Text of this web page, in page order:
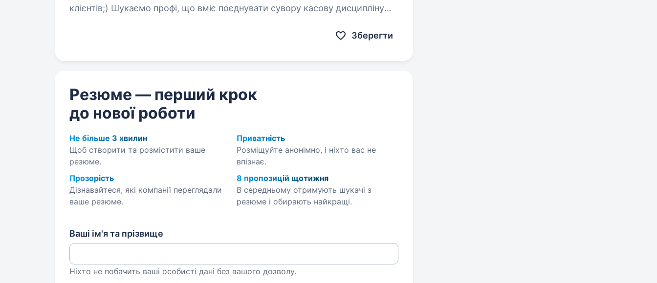
клієнтів;) Шукаємо профі, що вміє поєднувати сувору касову дисципліну
Зберегти
Резюме — перший крок
до нової роботи
Не більше 3 хвилин
Щоб створити та розмістити ваше
резюме.
Приватність
Розміщуйте анонімно, і ніхто вас не
впізнає.
Прозорість
Дізнавайтеся, які компанії переглядали
ваше резюме.
8 пропозицій щотижня
В середньому отримують шукачі з
резюме і обирають найкращі.
Ваші ім'я та прізвище
Ніхто не побачить ваші особисті дані без вашого дозволу.